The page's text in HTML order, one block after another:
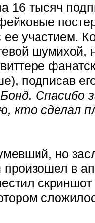
16 тысяч
участием.
шумихой,
подписав
Спасибо
кто сделал
но
в
скриншот